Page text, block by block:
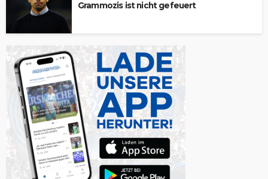
Grammozis ist nicht gefeuert